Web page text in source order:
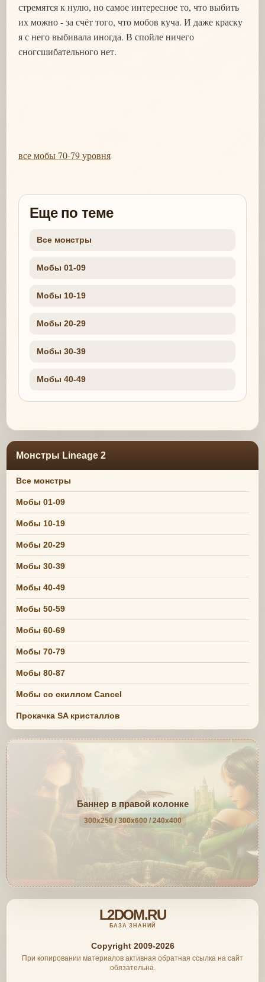
стремятся к нулю, но самое интересное то, что выбить
их можно - за счёт того, что мобов куча. И даже краску
я с него выбивала иногда. В спойле ничего
сногсшибательного нет.
все мобы 70-79 уровня
Еще по теме
Все монстры
Мобы 01-09
Мобы 10-19
Мобы 20-29
Мобы 30-39
Мобы 40-49
Монстры Lineage 2
Все монстры
Мобы 01-09
Мобы 10-19
Мобы 20-29
Мобы 30-39
Мобы 40-49
Мобы 50-59
Мобы 60-69
Мобы 70-79
Мобы 80-87
Мобы со скиллом Cancel
Прокачка SA кристаллов
Баннер в правой колонке
300x250 / 300x600 / 240x400
L2DOM.RU
БАЗА ЗНАНИЙ
Copyright 2009-2026
При копировании материалов активная обратная ссылка на сайт
обязательна.